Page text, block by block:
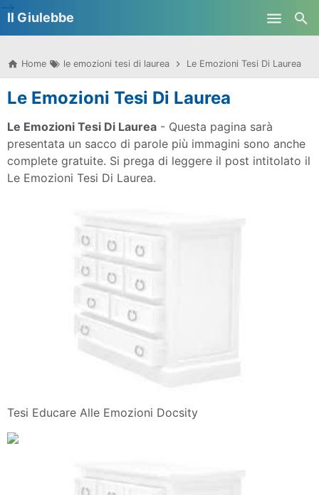
Il Giulebbe
Home le emozioni tesi di laurea Le Emozioni Tesi Di Laurea
Le Emozioni Tesi Di Laurea
Le Emozioni Tesi Di Laurea - Questa pagina sarà
presentata un sacco di parole più immagini sono anche
complete gratuite. Si prega di leggere il post intitolato il
Le Emozioni Tesi Di Laurea.
Tesi Educare Alle Emozioni Docsity